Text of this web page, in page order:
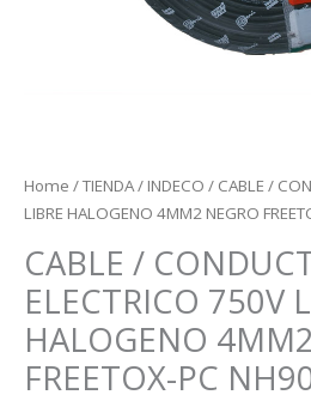
Home /TIENDA/ INDECO / CABLE /
LIBRE HALOGENO 4MM2 NEGRO
CABLE /
ELECTRICO 750V
HALOGENO
FREETOX-PC